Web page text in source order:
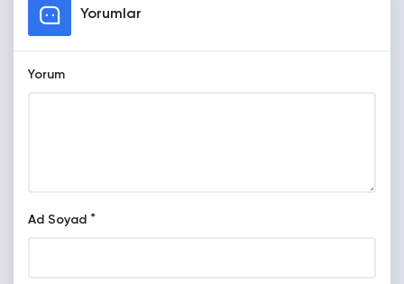
Yorumlar
Yorum
Ad Soyad *